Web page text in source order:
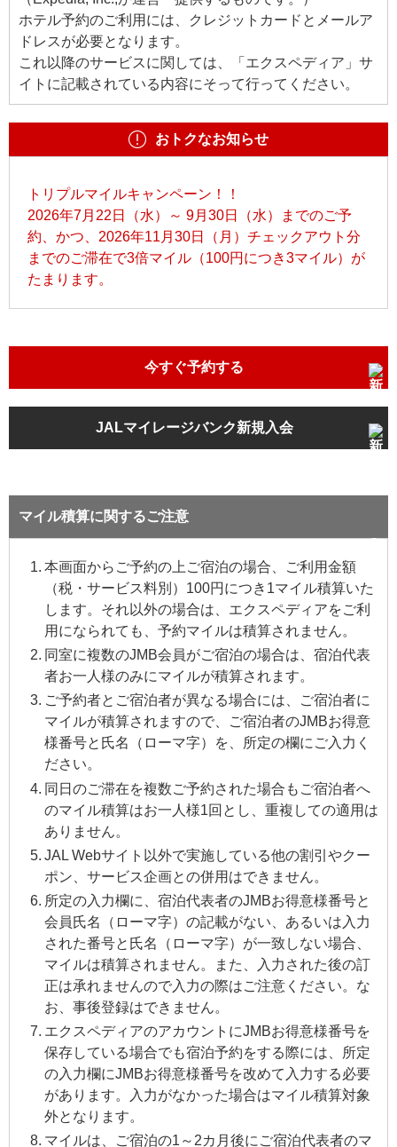
ホテル予約のご利用には、クレジットカードとメールア
ドレスが必要となります。
これ以降のサービスに関しては、「エクスペディア」サ
イトに記載されている内容にそって行ってください。
おトクなお知らせ
トリプルマイルキャンペーン！！
2026年7月22日（水）～ 9月30日（水）までのご予
約、かつ、2026年11月30日（月）チェックアウト分
までのご滞在で3倍マイル（100円につき3マイル）が
たまります。
今すぐ予約する
JALマイレージバンク新規入会
マイル積算に関するご注意
本画面からご予約の上ご宿泊の場合、ご利用金額
（税・サービス料別）100円につき1マイル積算いた
します。それ以外の場合は、エクスペディアをご利
用になられても、予約マイルは積算されません。
同室に複数のJMB会員がご宿泊の場合は、宿泊代表
者お一人様のみにマイルが積算されます。
ご予約者とご宿泊者が異なる場合には、ご宿泊者に
マイルが積算されますので、ご宿泊者のJMBお得意
様番号と氏名（ローマ字）を、所定の欄にご入力く
ださい。
同日のご滞在を複数ご予約された場合もご宿泊者へ
のマイル積算はお一人様1回とし、重複しての適用は
ありません。
JAL Webサイト以外で実施している他の割引やクー
ポン、サービス企画との併用はできません。
所定の入力欄に、宿泊代表者のJMBお得意様番号と
会員氏名（ローマ字）の記載がない、あるいは入力
された番号と氏名（ローマ字）が一致しない場合、
マイルは積算されません。また、入力された後の訂
正は承れませんので入力の際はご注意ください。な
お、事後登録はできません。
エクスペディアのアカウントにJMBお得意様番号を
保存している場合でも宿泊予約をする際には、所定
の入力欄にJMBお得意様番号を改めて入力する必要
があります。入力がなかった場合はマイル積算対象
外となります。
マイルは、ご宿泊の1～2カ月後にご宿泊代表者のマ